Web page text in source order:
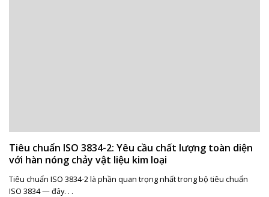
Tiêu chuẩn ISO 3834-2: Yêu cầu chất lượng toàn diện
với hàn nóng chảy vật liệu kim loại
Tiêu chuẩn ISO 3834-2 là phần quan trọng nhất trong bộ tiêu chuẩn
ISO 3834 — đây. . .